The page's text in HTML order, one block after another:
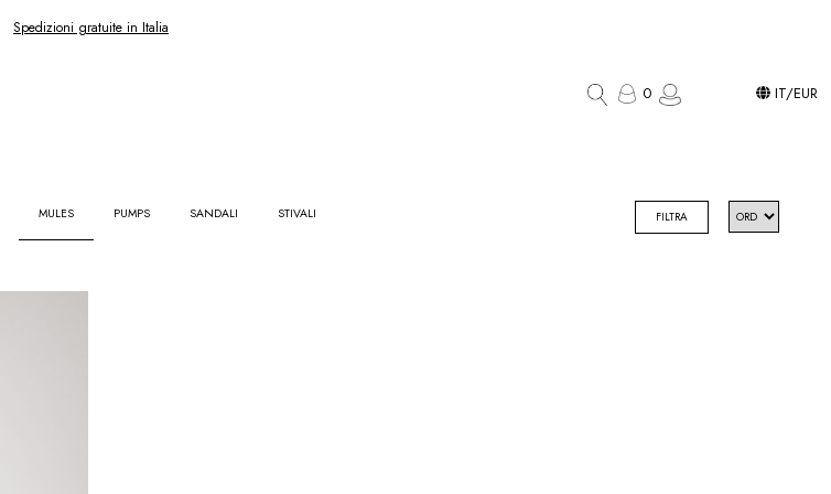
Spedizioni gratuite in Italia
0 IT/EUR
MULES PUMPS SANDALI STIVALI FILTRA